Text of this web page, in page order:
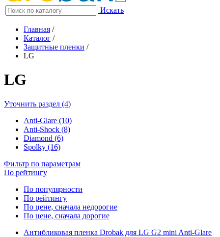
Искать
Главная /
Каталог /
Защитные пленки /
LG
LG
Уточнить раздел (4)
Anti-Glare (10)
Anti-Shock (8)
Diamond (6)
Spolky (16)
Фильтр по параметрам
По рейтингу
По популярности
По рейтингу
По цене, сначала недорогие
По цене, сначала дорогие
Антибликовая пленка Drobak для LG G2 mini Anti-Glare